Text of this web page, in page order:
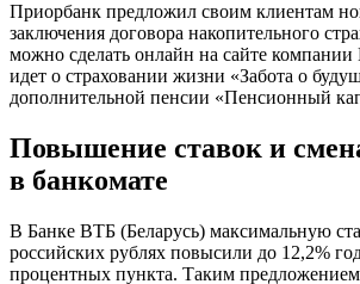
Приорбанк предложил своим клиентам
заключения договора накопительного
можно сделать онлайн на сайте
идет о страховании жизни «Забота о
дополнительной пенсии «Пенсионный
Повышение ставок и
в банкомате
В Банке ВТБ (Беларусь) максимальную
российских рублях повысили до 12,2%
процентных пункта. Таким